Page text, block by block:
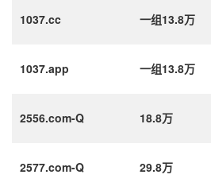
1037.cc 一组13.8万
1037.app 一组13.8万
2556.com-Q 18.8万
2577.com-Q 29.8万